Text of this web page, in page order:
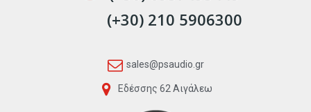
(+30) 210 5906300
sales@psaudio.gr
Εδέσσης 62 Αιγάλεω